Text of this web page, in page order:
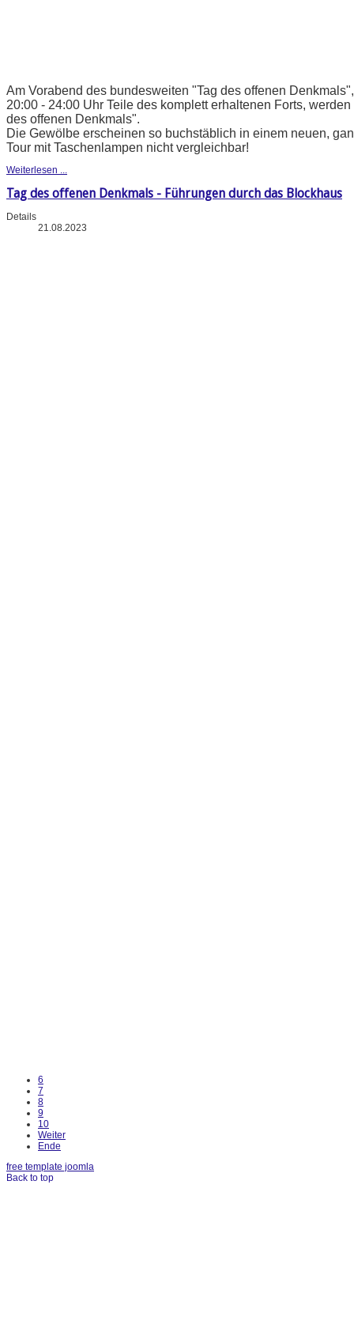
Am Vorabend des bundesweiten "Tag des offenen
20:00 - 24:00 Uhr Teile des komplett erhaltenen Forts,
des offenen Denkmals".
Die Gewölbe erscheinen so buchstäblich in einem neuen,
Tour mit Taschenlampen nicht vergleichbar!
Weiterlesen ...
Tag des offenen Denkmals - Führungen durch das Blockhaus
Details
21.08.2023
6
7
8
9
10
Weiter
Ende
free template joomla
Back to top